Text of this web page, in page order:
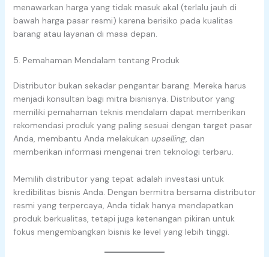
menawarkan harga yang tidak masuk akal (terlalu jauh di
bawah harga pasar resmi) karena berisiko pada kualitas
barang atau layanan di masa depan.
5. Pemahaman Mendalam tentang Produk
Distributor bukan sekadar pengantar barang. Mereka harus
menjadi konsultan bagi mitra bisnisnya. Distributor yang
memiliki pemahaman teknis mendalam dapat memberikan
rekomendasi produk yang paling sesuai dengan target pasar
Anda, membantu Anda melakukan upselling, dan
memberikan informasi mengenai tren teknologi terbaru.
Memilih distributor yang tepat adalah investasi untuk
kredibilitas bisnis Anda. Dengan bermitra bersama distributor
resmi yang terpercaya, Anda tidak hanya mendapatkan
produk berkualitas, tetapi juga ketenangan pikiran untuk
fokus mengembangkan bisnis ke level yang lebih tinggi.